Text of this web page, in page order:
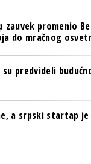
zauvek promenio
do mračnog
predvideli
a srpski startap